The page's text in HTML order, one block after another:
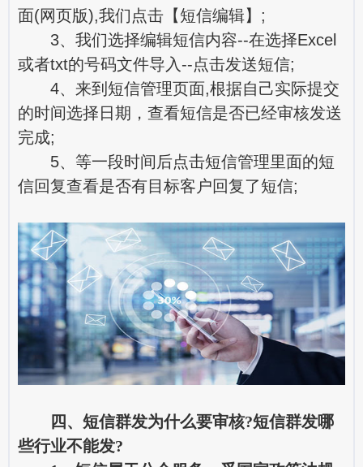
面(网页版),我们点击【短信编辑】;
3、我们选择编辑短信内容--在选择Excel
或者txt的号码文件导入--点击发送短信;
4、来到短信管理页面,根据自己实际提交
的时间选择日期，查看短信是否已经审核发送
完成;
5、等一段时间后点击短信管理里面的短
信回复查看是否有目标客户回复了短信;
四、短信群发为什么要审核?短信群发哪
些行业不能发?